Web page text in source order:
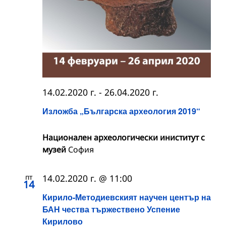
Изложба „Българска археология 2019“
14.02.2020 г. - 26.04.2020 г.
Национален археологически иниститут с
музей София
пт
14
Кирило-Методиевският научен център на
БАН чества тържествено Успение
Кирилово
14.02.2020 г. @ 11:00